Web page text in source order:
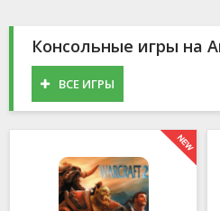
Консольные игры на
ВСЕ ИГРЫ